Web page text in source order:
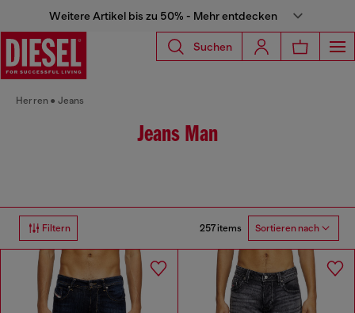
Weitere Artikel bis zu 50% - Mehr entdecken
Suchen
Herren Jeans
Jeans Man
Filtern 257 items Sortieren nach